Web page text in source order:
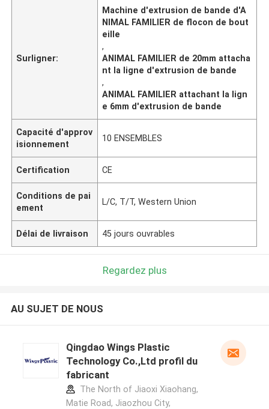
Surligner:
Machine d'extrusion de bande d'A
NIMAL FAMILIER de flocon de bout
eille
,
ANIMAL FAMILIER de 20mm attacha
nt la ligne d'extrusion de bande
,
ANIMAL FAMILIER attachant la lign
e 6mm d'extrusion de bande
Capacité d'approv
isionnement
10 ENSEMBLES
Certification CE
Conditions de pai
ement
L/C, T/T, Western Union
Délai de livraison 45 jours ouvrables
Regardez plus
AU SUJET DE NOUS
Qingdao Wings Plastic
Technology Co.,Ltd profil du
fabricant
The North of Jiaoxi Xiaohang,
Matie Road, Jiaozhou City,